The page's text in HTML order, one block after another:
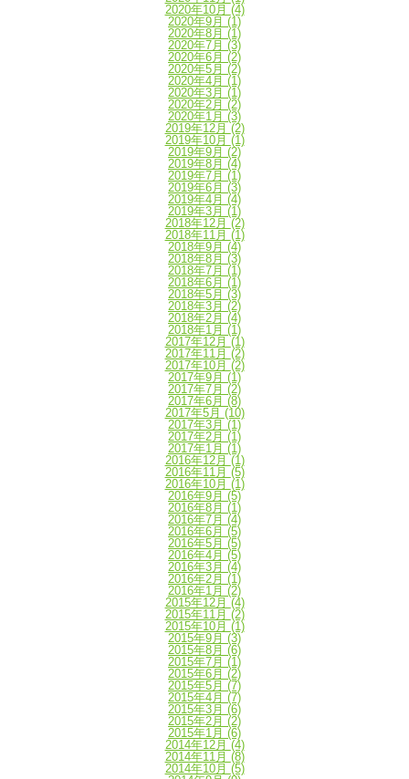
2020年10月 (4)
2020年9月 (1)
2020年8月 (1)
2020年7月 (3)
2020年6月 (2)
2020年5月 (2)
2020年4月 (1)
2020年3月 (1)
2020年2月 (2)
2020年1月 (3)
2019年12月 (2)
2019年10月 (1)
2019年9月 (2)
2019年8月 (4)
2019年7月 (1)
2019年6月 (3)
2019年4月 (4)
2019年3月 (1)
2018年12月 (2)
2018年11月 (1)
2018年9月 (4)
2018年8月 (3)
2018年7月 (1)
2018年6月 (1)
2018年5月 (3)
2018年3月 (2)
2018年2月 (4)
2018年1月 (1)
2017年12月 (1)
2017年11月 (2)
2017年10月 (2)
2017年9月 (1)
2017年7月 (2)
2017年6月 (8)
2017年5月 (10)
2017年3月 (1)
2017年2月 (1)
2017年1月 (1)
2016年12月 (1)
2016年11月 (5)
2016年10月 (1)
2016年9月 (5)
2016年8月 (1)
2016年7月 (4)
2016年6月 (5)
2016年5月 (5)
2016年4月 (5)
2016年3月 (4)
2016年2月 (1)
2016年1月 (2)
2015年12月 (4)
2015年11月 (2)
2015年10月 (1)
2015年9月 (3)
2015年8月 (6)
2015年7月 (1)
2015年6月 (2)
2015年5月 (7)
2015年4月 (7)
2015年3月 (6)
2015年2月 (2)
2015年1月 (6)
2014年12月 (4)
2014年11月 (8)
2014年10月 (5)